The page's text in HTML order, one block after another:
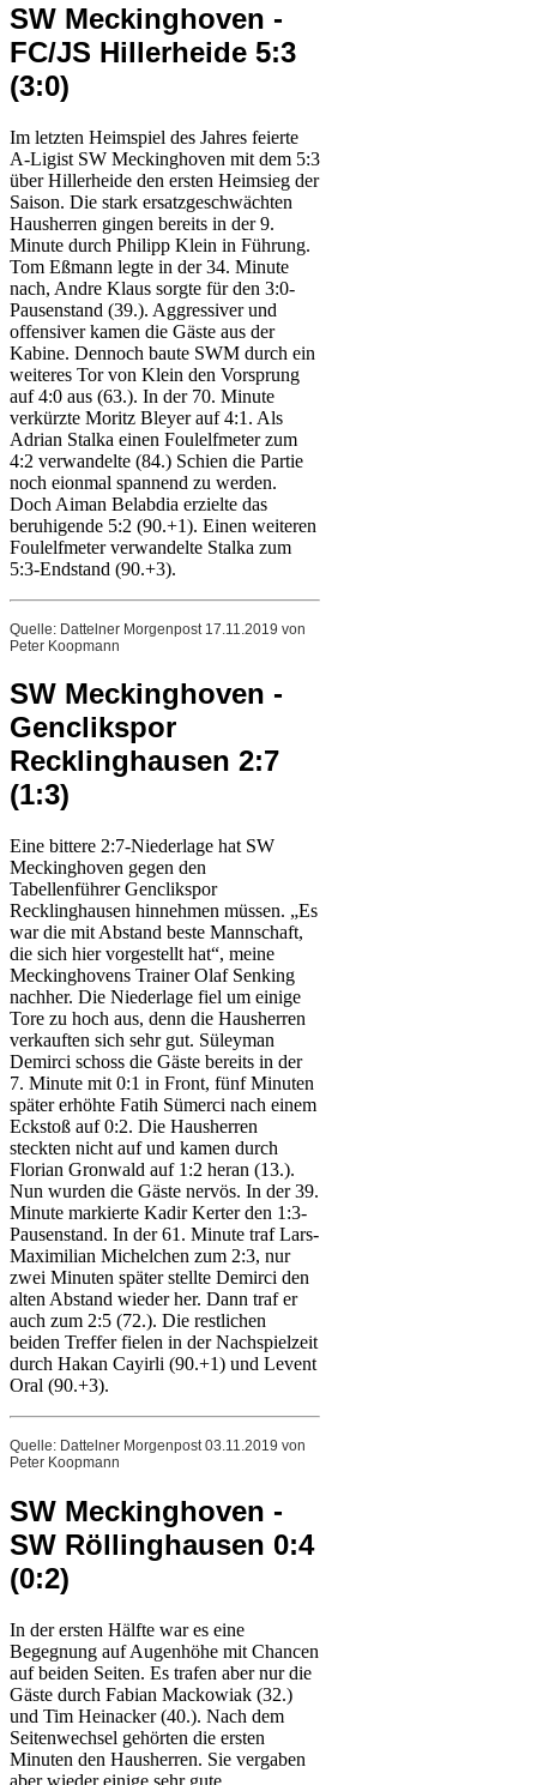
SW Meckinghoven -
FC/JS Hillerheide 5:3
(3:0)
Im letzten Heimspiel des Jahres feierte
A-Ligist SW Meckinghoven mit dem 5:3
über Hillerheide den ersten Heimsieg der
Saison. Die stark ersatzgeschwächten
Hausherren gingen bereits in der 9.
Minute durch Philipp Klein in Führung.
Tom Eßmann legte in der 34. Minute
nach, Andre Klaus sorgte für den 3:0-
Pausenstand (39.). Aggressiver und
offensiver kamen die Gäste aus der
Kabine. Dennoch baute SWM durch ein
weiteres Tor von Klein den Vorsprung
auf 4:0 aus (63.). In der 70. Minute
verkürzte Moritz Bleyer auf 4:1. Als
Adrian Stalka einen Foulelfmeter zum
4:2 verwandelte (84.) Schien die Partie
noch eionmal spannend zu werden.
Doch Aiman Belabdia erzielte das
beruhigende 5:2 (90.+1). Einen weiteren
Foulelfmeter verwandelte Stalka zum
5:3-Endstand (90.+3).
Quelle: Dattelner Morgenpost 17.11.2019 von
Peter Koopmann
SW Meckinghoven -
Genclikspor
Recklinghausen 2:7
(1:3)
Eine bittere 2:7-Niederlage hat SW
Meckinghoven gegen den
Tabellenführer Genclikspor
Recklinghausen hinnehmen müssen. „Es
war die mit Abstand beste Mannschaft,
die sich hier vorgestellt hat“, meine
Meckinghovens Trainer Olaf Senking
nachher. Die Niederlage fiel um einige
Tore zu hoch aus, denn die Hausherren
verkauften sich sehr gut. Süleyman
Demirci schoss die Gäste bereits in der
7. Minute mit 0:1 in Front, fünf Minuten
später erhöhte Fatih Sümerci nach einem
Eckstoß auf 0:2. Die Hausherren
steckten nicht auf und kamen durch
Florian Gronwald auf 1:2 heran (13.).
Nun wurden die Gäste nervös. In der 39.
Minute markierte Kadir Kerter den 1:3-
Pausenstand. In der 61. Minute traf Lars-
Maximilian Michelchen zum 2:3, nur
zwei Minuten später stellte Demirci den
alten Abstand wieder her. Dann traf er
auch zum 2:5 (72.). Die restlichen
beiden Treffer fielen in der Nachspielzeit
durch Hakan Cayirli (90.+1) und Levent
Oral (90.+3).
Quelle: Dattelner Morgenpost 03.11.2019 von
Peter Koopmann
SW Meckinghoven -
SW Röllinghausen 0:4
(0:2)
In der ersten Hälfte war es eine
Begegnung auf Augenhöhe mit Chancen
auf beiden Seiten. Es trafen aber nur die
Gäste durch Fabian Mackowiak (32.)
und Tim Heinacker (40.). Nach dem
Seitenwechsel gehörten die ersten
Minuten den Hausherren. Sie vergaben